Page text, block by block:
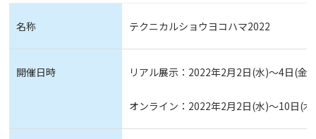
名称 テクニカルショウヨコハマ2022
開催日時 リアル展示：2022年2月2日(水)～4
オンライン：2022年2月2日(水)～10日